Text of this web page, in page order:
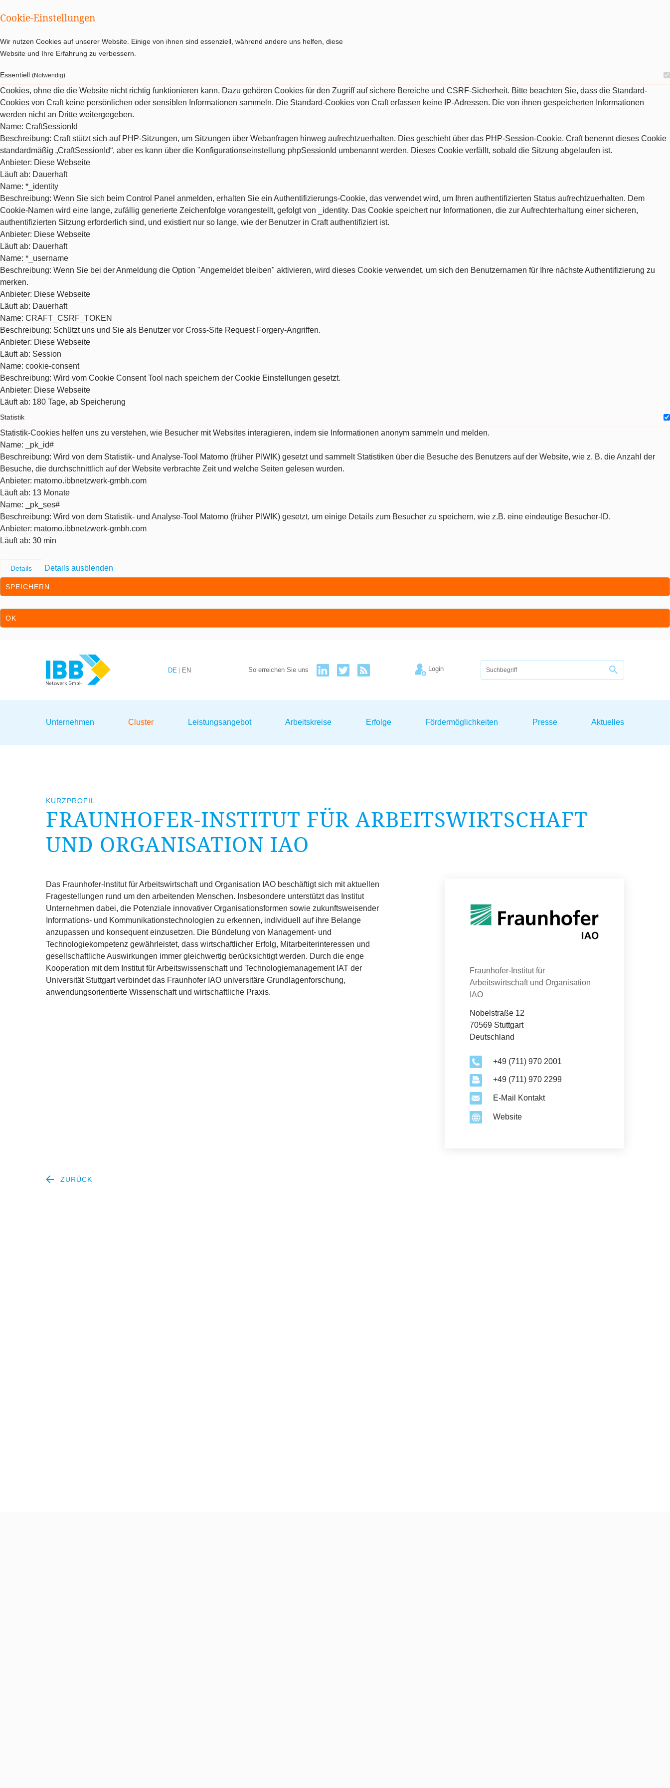
Cookie-Einstellungen
Wir nutzen Cookies auf unserer Website. Einige von ihnen sind essenziell, während andere uns helfen, diese
Website und Ihre Erfahrung zu verbessern.
Essentiell (Notwendig)
Cookies, ohne die die Website nicht richtig funktionieren kann. Dazu gehören Cookies für den Zugriff auf sichere Bereiche und CSRF-Sicherheit. Bitte beachten Sie, dass die Standard-
Cookies von Craft keine persönlichen oder sensiblen Informationen sammeln. Die Standard-Cookies von Craft erfassen keine IP-Adressen. Die von ihnen gespeicherten Informationen
werden nicht an Dritte weitergegeben.
Name: CraftSessionId
Beschreibung: Craft stützt sich auf PHP-Sitzungen, um Sitzungen über Webanfragen hinweg aufrechtzuerhalten. Dies geschieht über das PHP-Session-Cookie. Craft benennt dieses Cookie
standardmäßig „CraftSessionId“, aber es kann über die Konfigurationseinstellung phpSessionId umbenannt werden. Dieses Cookie verfällt, sobald die Sitzung abgelaufen ist.
Anbieter: Diese Webseite
Läuft ab: Dauerhaft
Name: *_identity
Beschreibung: Wenn Sie sich beim Control Panel anmelden, erhalten Sie ein Authentifizierungs-Cookie, das verwendet wird, um Ihren authentifizierten Status aufrechtzuerhalten. Dem
Cookie-Namen wird eine lange, zufällig generierte Zeichenfolge vorangestellt, gefolgt von _identity. Das Cookie speichert nur Informationen, die zur Aufrechterhaltung einer sicheren,
authentifizierten Sitzung erforderlich sind, und existiert nur so lange, wie der Benutzer in Craft authentifiziert ist.
Anbieter: Diese Webseite
Läuft ab: Dauerhaft
Name: *_username
Beschreibung: Wenn Sie bei der Anmeldung die Option "Angemeldet bleiben" aktivieren, wird dieses Cookie verwendet, um sich den Benutzernamen für Ihre nächste Authentifizierung zu
merken.
Anbieter: Diese Webseite
Läuft ab: Dauerhaft
Name: CRAFT_CSRF_TOKEN
Beschreibung: Schützt uns und Sie als Benutzer vor Cross-Site Request Forgery-Angriffen.
Anbieter: Diese Webseite
Läuft ab: Session
Name: cookie-consent
Beschreibung: Wird vom Cookie Consent Tool nach speichern der Cookie Einstellungen gesetzt.
Anbieter: Diese Webseite
Läuft ab: 180 Tage, ab Speicherung
Statistik
Statistik-Cookies helfen uns zu verstehen, wie Besucher mit Websites interagieren, indem sie Informationen anonym sammeln und melden.
Name: _pk_id#
Beschreibung: Wird von dem Statistik- und Analyse-Tool Matomo (früher PIWIK) gesetzt und sammelt Statistiken über die Besuche des Benutzers auf der Website, wie z. B. die Anzahl der
Besuche, die durchschnittlich auf der Website verbrachte Zeit und welche Seiten gelesen wurden.
Anbieter: matomo.ibbnetzwerk-gmbh.com
Läuft ab: 13 Monate
Name: _pk_ses#
Beschreibung: Wird von dem Statistik- und Analyse-Tool Matomo (früher PIWIK) gesetzt, um einige Details zum Besucher zu speichern, wie z.B. eine eindeutige Besucher-ID.
Anbieter: matomo.ibbnetzwerk-gmbh.com
Läuft ab: 30 min
Details Details ausblenden
SPEICHERN
OK
DE EN So erreichen Sie uns Login
Unternehmen Cluster Leistungsangebot Arbeitskreise Erfolge Fördermöglichkeiten Presse Aktuelles
KURZPROFIL
FRAUNHOFER-INSTITUT FÜR ARBEITSWIRTSCHAFT
UND ORGANISATION IAO
Das Fraunhofer-Institut für Arbeitswirtschaft und Organisation IAO beschäftigt sich mit aktuellen
Fragestellungen rund um den arbeitenden Menschen. Insbesondere unterstützt das Institut
Unternehmen dabei, die Potenziale innovativer Organisationsformen sowie zukunftsweisender
Informations- und Kommunikationstechnologien zu erkennen, individuell auf ihre Belange
anzupassen und konsequent einzusetzen. Die Bündelung von Management- und
Technologiekompetenz gewährleistet, dass wirtschaftlicher Erfolg, Mitarbeiterinteressen und
gesellschaftliche Auswirkungen immer gleichwertig berücksichtigt werden. Durch die enge
Kooperation mit dem Institut für Arbeitswissenschaft und Technologiemanagement IAT der
Universität Stuttgart verbindet das Fraunhofer IAO universitäre Grundlagenforschung,
anwendungsorientierte Wissenschaft und wirtschaftliche Praxis.
Kontakt
Organisation
Fraunhofer-Institut für
Arbeitswirtschaft und Organisation
IAO
Nobelstraße 12
70569 Stuttgart
Deutschland
+49 (711) 970 2001
+49 (711) 970 2299
E-Mail Kontakt
Website
ZURÜCK